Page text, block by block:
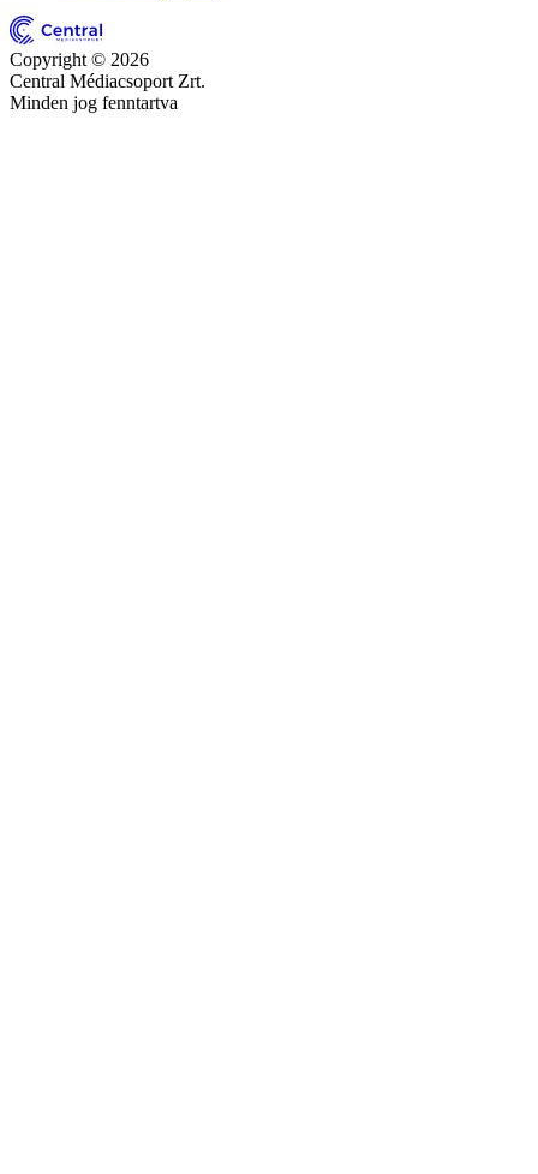
Copyright © 2026
Central Médiacsoport Zrt.
Minden jog fenntartva